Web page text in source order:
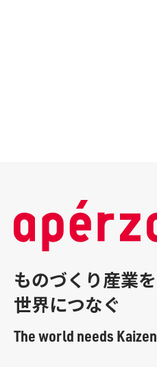
ものづくり産業を
世界につなぐ
The world needs Kaizen